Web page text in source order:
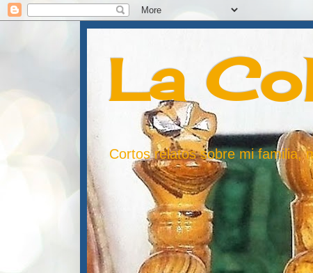
La
Cortos relatos sobre mi familia,